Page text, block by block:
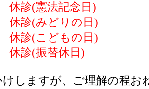
診(憲法記念日)
診(みどりの日)
診(こどもの日)
診(振替休日)
けしますが、ご理解の程お